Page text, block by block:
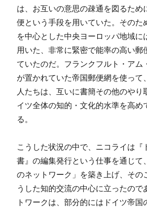
は、お互いの意思の疎通を図るため
便という手段を用いていた。そのた
を中心とした中央ヨーロッパ地域に
用いた、非常に緊密で能率の高い郵
ていたのだ。フランクフルト・アム
が置かれていた帝国郵便網を使って
人たちは、互いに書簡その他のやり
イツ全体の知的・文化的水準を高め
る。
こうした状況の中で、ニコライは『
書』の編集発行という仕事を通じて
のネットワーク」を築き上げ、その
うした知的交流の中心に立ったので
トワークは、部分的にはドイツ帝国